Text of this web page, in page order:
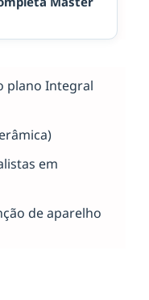
plano Integral
em
de aparelho